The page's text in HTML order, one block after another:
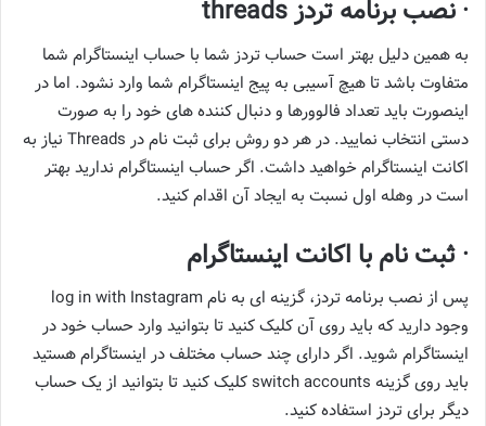
· نصب برنامه تردز threads
به همین دلیل بهتر است حساب تردز شما با حساب اینستاگرام شما
متفاوت باشد تا هیچ آسیبی به پیج اینستاگرام شما وارد نشود. اما در
اینصورت باید تعداد فالوورها و دنبال کننده های خود را به صورت
دستی انتخاب نمایید. در هر دو روش برای ثبت نام در Threads نیاز به
اکانت اینستاگرام خواهید داشت. اگر حساب اینستاگرام ندارید بهتر
است در وهله اول نسبت به ایجاد آن اقدام کنید.
· ثبت نام با اکانت اینستاگرام
پس از نصب برنامه تردز، گزینه ای به نام log in with Instagram
وجود دارید که باید روی آن کلیک کنید تا بتوانید وارد حساب خود در
اینستاگرام شوید. اگر دارای چند حساب مختلف در اینستاگرام هستید
باید روی گزینه switch accounts کلیک کنید تا بتوانید از یک حساب
دیگر برای تردز استفاده کنید.